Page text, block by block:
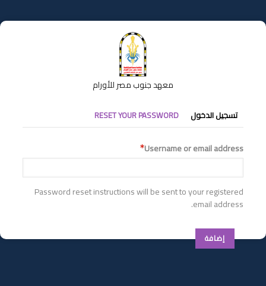
إلى
المحتوى
معهد جنوب مصر للأورام
التبويبات
الأساسية
تسجيل الدخول RESET YOUR PASSWORD
Username or email address
Password reset instructions will be sent to your registered
email address.